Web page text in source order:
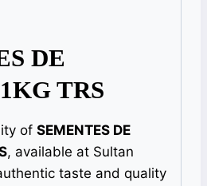
DE
TRS
of SEMENTES DE
, available at Sultan
taste and quality